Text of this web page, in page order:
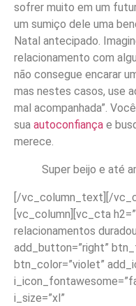
sofrer muito em um
um sumiço dele uma
Natal antecipado.
relacionamento com
não consegue encarar
mas nestes casos, use
mal acompanhada”.
sua autoconfiança e
merece.
Super beijo e até
[/vc_column_text][/
[vc_column][vc_cta
relacionamentos
add_button=”right”
btn_color=”violet”
i_size=”xl”